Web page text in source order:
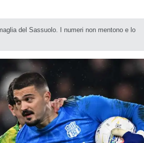
del Sassuolo. I numeri non mentono e lo